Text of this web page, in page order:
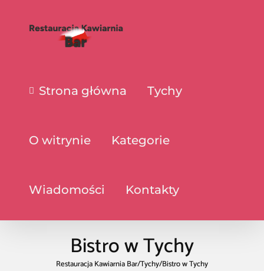
Strona główna Tychy
O witrynie Kategorie
Wiadomości Kontakty
Bistro w Tychy
Restauracja Kawiarnia Bar/Tychy/Bistro w Tychy